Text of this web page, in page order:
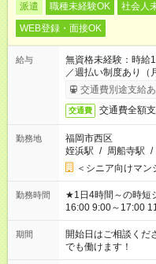
派遣 職種未経験OK 社会人
WEB登録・面接OK
給与
無資格未経験：時
／週払い制度あり（
了次第のお支払いと
交通費別途支給あ
交通費 交通費全額
勤務地
福岡市西区
姪浜駅 / 周船寺駅 /
＜シニア向けマン
勤務時間
★1日4時間～の時短シフトOK ★スタート時
16:00 9:00～17:00 11:00
場合、他のお仕事と
ん ※法令に基づき、
となります ※労働者
短時間・短期間の就
期間
開始日はご相談く
でも働けます！